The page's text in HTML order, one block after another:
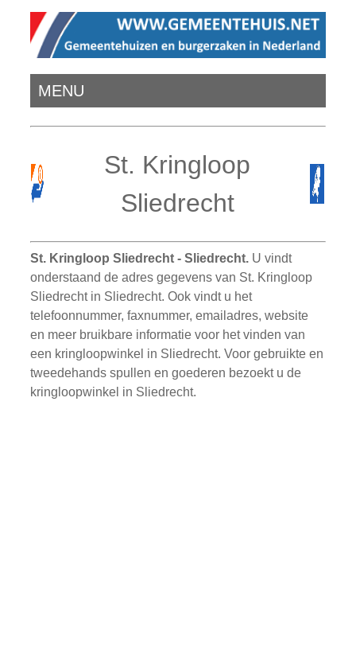
MENU
St. Kringloop
Sliedrecht
St. Kringloop Sliedrecht - Sliedrecht. U vindt
onderstaand de adres gegevens van St. Kringloop
Sliedrecht in Sliedrecht. Ook vindt u het
telefoonnummer, faxnummer, emailadres, website
en meer bruikbare informatie voor het vinden van
een kringloopwinkel in Sliedrecht. Voor gebruikte en
tweedehands spullen en goederen bezoekt u de
kringloopwinkel in Sliedrecht.